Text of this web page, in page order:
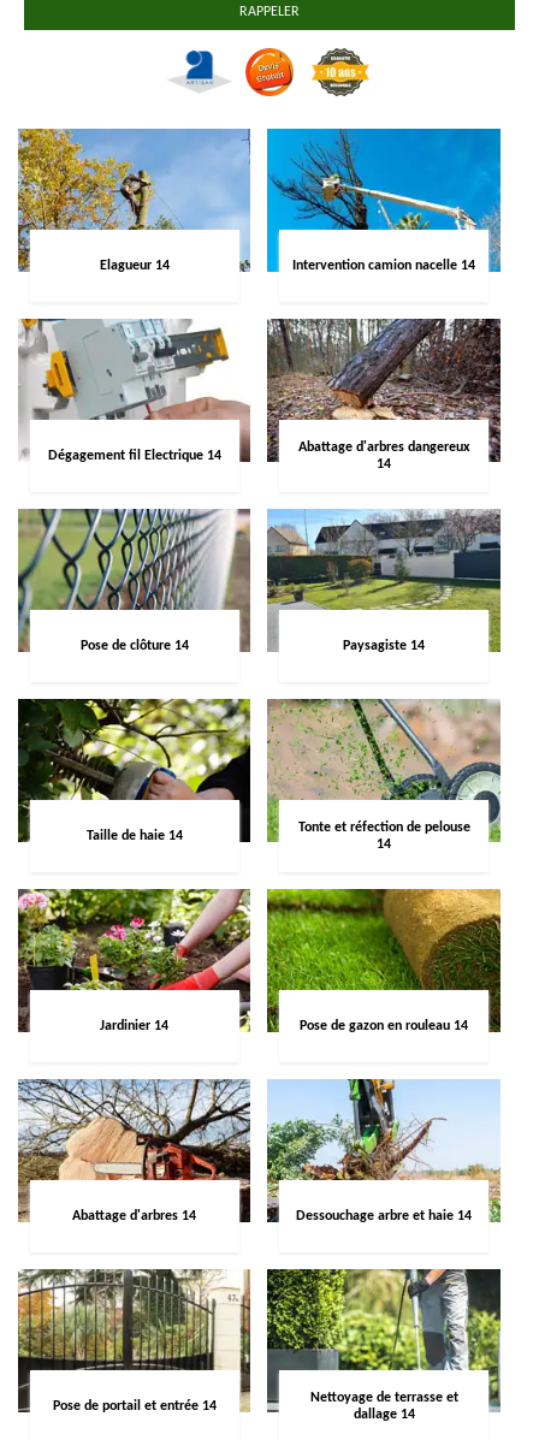
Elagueur 14 Intervention camion nacelle 14
Dégagement fil Electrique 14
Abattage d'arbres dangereux
14
Pose de clôture 14 Paysagiste 14
Taille de haie 14
Tonte et réfection de pelouse
14
Jardinier 14 Pose de gazon en rouleau 14
Abattage d'arbres 14 Dessouchage arbre et haie 14
Pose de portail et entrée 14
Nettoyage de terrasse et
dallage 14